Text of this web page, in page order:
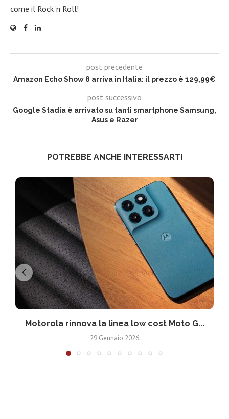
come il Rock ‘n Roll!
post precedente
Amazon Echo Show 8 arriva in Italia: il prezzo è 129,99€
post successivo
Google Stadia è arrivato su tanti smartphone Samsung,
Asus e Razer
POTREBBE ANCHE INTERESSARTI
Motorola rinnova la linea low cost Moto G...
29 Gennaio 2026